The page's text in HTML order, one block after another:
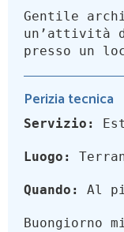
Gentile
un’attività
presso un
Perizia tecnica
Servizio:
Luogo:
Quando: Al
Buongiorno